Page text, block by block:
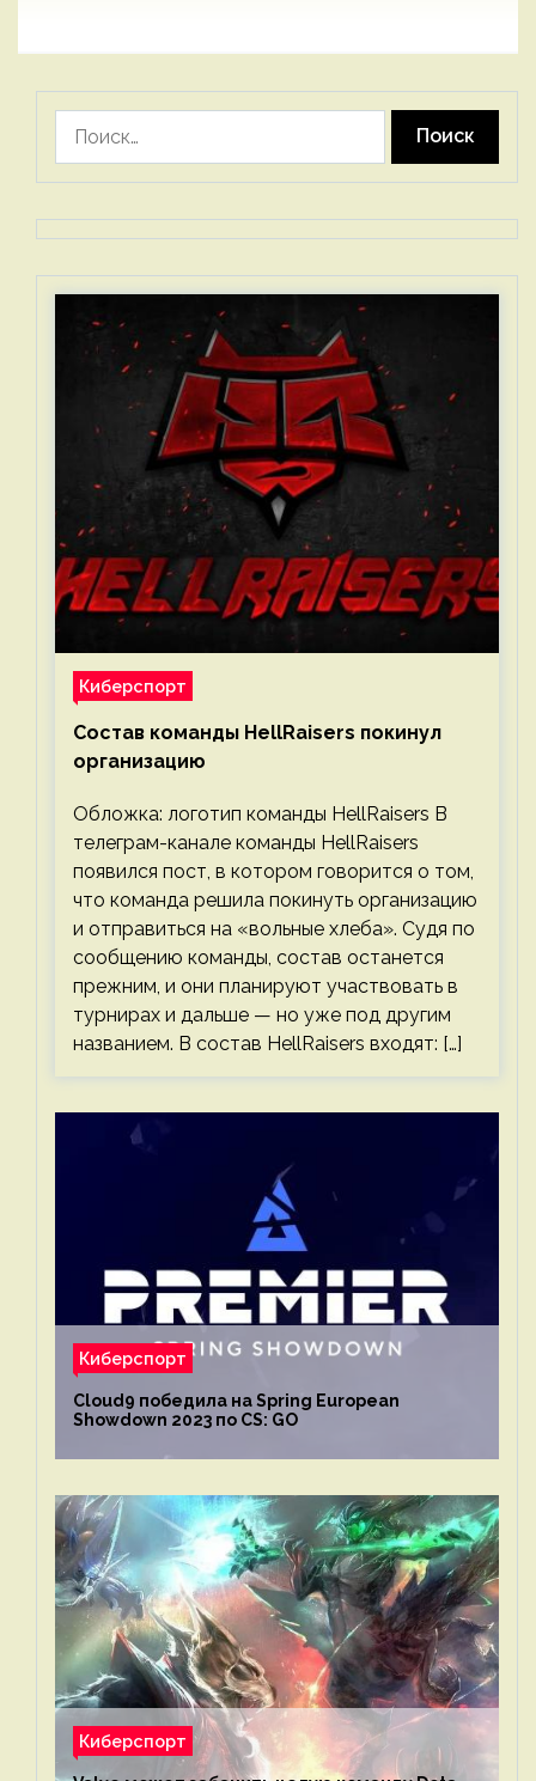
Киберспорт
Состав команды HellRaisers покинул
организацию
Обложка: логотип команды HellRaisers В
телеграм-канале команды HellRaisers
появился пост, в котором говорится о том,
что команда решила покинуть организацию
и отправиться на «вольные хлеба». Судя по
сообщению команды, состав останется
прежним, и они планируют участвовать в
турнирах и дальше — но уже под другим
названием. В состав HellRaisers входят: […]
Киберспорт
Cloud9 победила на Spring European
Showdown 2023 по CS: GO
Киберспорт